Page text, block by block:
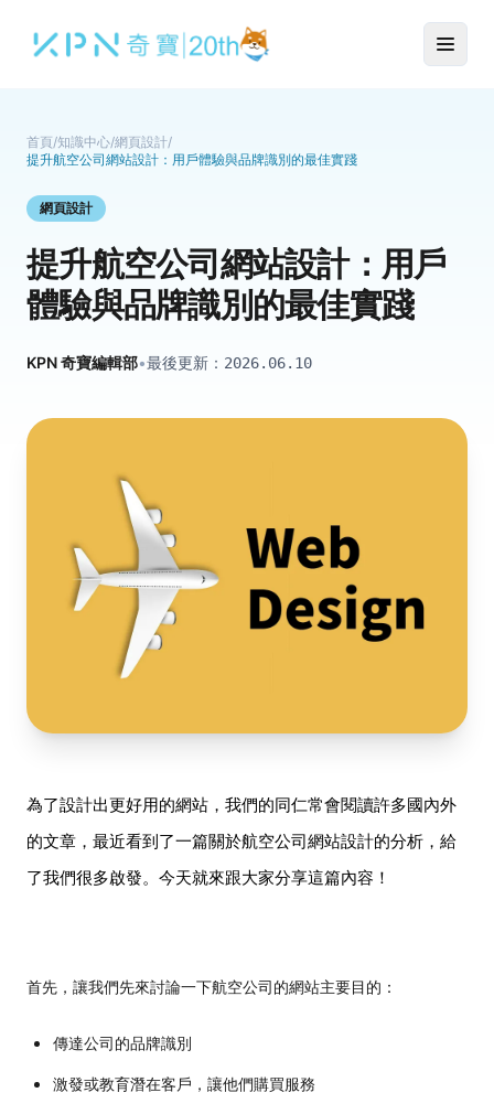
首頁/知識中心/網頁設計/
提升航空公司網站設計：用戶體驗與品牌識別的最佳實踐
網頁設計
提升航空公司網站設計：用戶
體驗與品牌識別的最佳實踐
KPN 奇寶編輯部•最後更新： 2026.06.10
為了設計出更好用的網站，我們的同仁常會閱讀許多國內外
的文章，最近看到了一篇關於航空公司網站設計的分析，給
了我們很多啟發。今天就來跟大家分享這篇內容！
首先，讓我們先來討論一下航空公司的網站主要目的：
​傳達公司的品牌識別
激發或教育潛在客戶，讓他們購買服務